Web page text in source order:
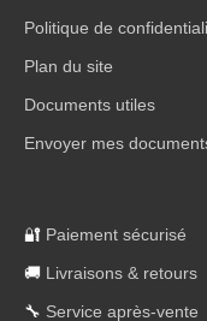
Politique de
Plan du site
Documents utiles
Envoyer mes
🔐 Paiement sécurisé
🚚 Livraisons & retours
🔧 Service après-vente